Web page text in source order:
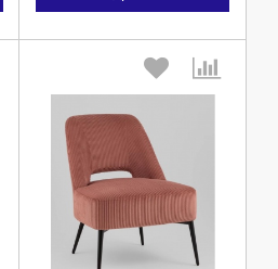
Выберите количество: